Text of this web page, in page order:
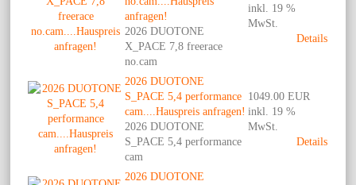
anfragen!
2026 DUOTONE
X_PACE 7,8 freerace
no.cam
inkl. 19 %
MwSt.
Details
2026 DUOTONE
S_PACE 5,4 performance
cam....Hauspreis anfragen!
2026 DUOTONE
S_PACE 5,4 performance
cam
1049.00 EUR
inkl. 19 %
MwSt.
Details
2026 DUOTONE